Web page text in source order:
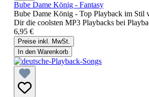
Bube Dame König - Fantasy
Bube Dame König - Top Playback im Stil
Dir die coolsten MP3 Playbacks bei
6,95 €
Preise inkl. MwSt.
In den Warenkorb